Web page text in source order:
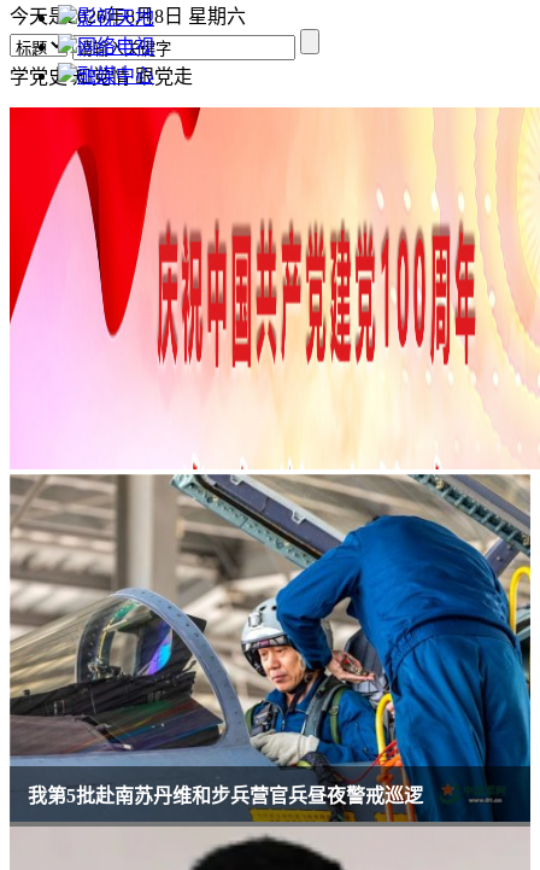
今天是2026年8月8日 星期六
学党史 知党情 跟党走
影视天地
网络电视
融媒中心
我第5批赴南苏丹维和步兵营官兵昼夜警戒巡逻